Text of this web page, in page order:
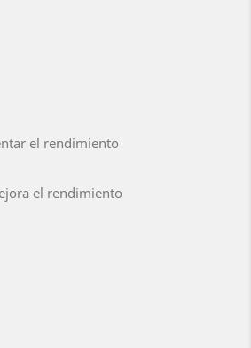
el rendimiento
el rendimiento